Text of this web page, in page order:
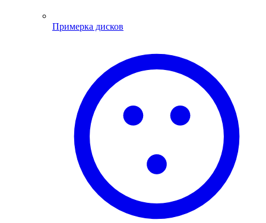
Примерка дисков